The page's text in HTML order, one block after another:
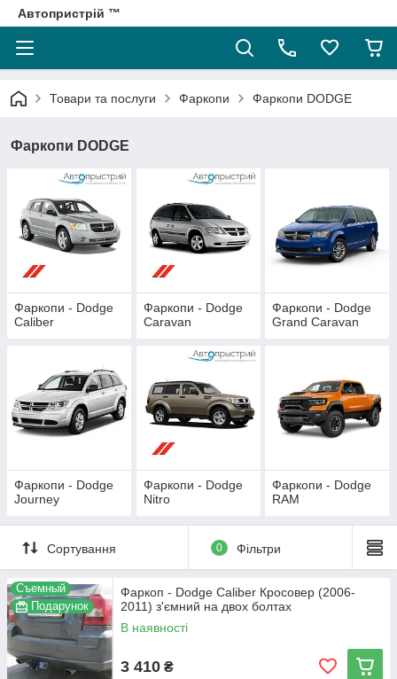
Автопристрій ™
Товари та послуги Фаркопи Фаркопи DODGE
Фаркопи DODGE
Фаркопи - Dodge
Caliber
Фаркопи - Dodge
Caravan
Фаркопи - Dodge
Grand Caravan
Фаркопи - Dodge
Journey
Фаркопи - Dodge
Nitro
Фаркопи - Dodge
RAM
Сортування 0 Фільтри
Съемный
Подарунок
Фаркоп - Dodge Caliber Кросовер (2006-
2011) з'ємний на двох болтах
В наявності
3 410 ₴